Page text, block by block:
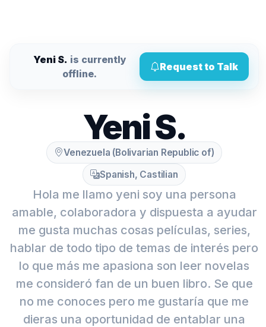
Yeni S. is currently
offline.
Request to Talk
Yeni S.
Venezuela (Bolivarian Republic of)
Spanish, Castilian
Hola me llamo yeni soy una persona
amable, colaboradora y dispuesta a ayudar
me gusta muchas cosas películas, series,
hablar de todo tipo de temas de interés pero
lo que más me apasiona son leer novelas
me consideró fan de un buen libro. Se que
no me conoces pero me gustaría que me
dieras una oportunidad de entablar una